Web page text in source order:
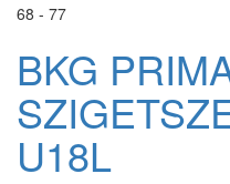
68 - 77
BKG
U18L